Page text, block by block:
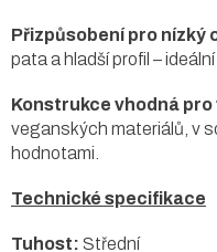
Přizpůsobení pro nízký
pata a hladší profil –
Konstrukce vhodná
veganských materiálů, v
hodnotami.
Technické specifikace
Tuhost: Střední